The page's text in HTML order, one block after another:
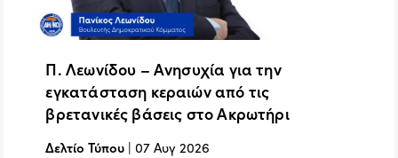
Π. Λεωνίδου – Ανησυχία για την
εγκατάσταση κεραιών από τις
βρετανικές βάσεις στο Ακρωτήρι
Δελτίο Τύπου |07 Αυγ 2026